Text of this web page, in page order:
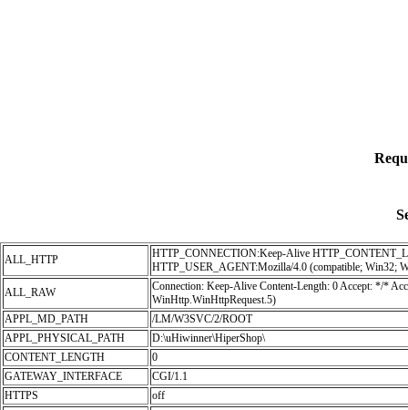
ALL_HTTP
HTTP_CONNECTION:Keep-Alive
HTTP_USER_AGENT:Mozilla/4.0 (compatible; Win32;
ALL_RAW
Connection: Keep-Alive Content-Length: 0 Accept: */*
WinHttp.WinHttpRequest.5)
APPL_MD_PATH
/LM/W3SVC/2/ROOT
APPL_PHYSICAL_PATH
D:\uHiwinner\HiperShop\
CONTENT_LENGTH
0
GATEWAY_INTERFACE
CGI/1.1
HTTPS
off